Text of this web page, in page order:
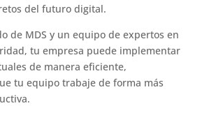
del futuro digital.
de MDS y un equipo de expertos en
tu empresa puede implementar
de manera eficiente,
tu equipo trabaje de forma más